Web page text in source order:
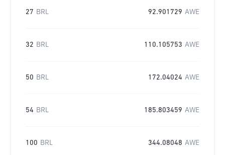
27 BRL 92.901729 AWE
32 BRL 110.105753 AWE
50 BRL 172.04024 AWE
54 BRL 185.803459 AWE
100 BRL 344.08048 AWE